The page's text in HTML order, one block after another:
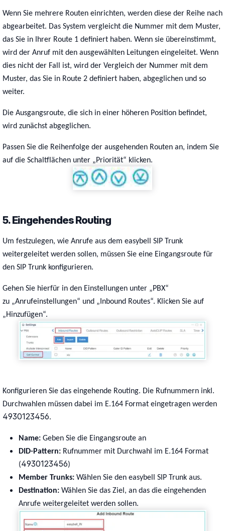
Wenn Sie mehrere Routen einrichten, werden diese der Reihe nach
abgearbeitet. Das System vergleicht die Nummer mit dem Muster,
das Sie in Ihrer Route 1 definiert haben. Wenn sie übereinstimmt,
wird der Anruf mit den ausgewählten Leitungen eingeleitet. Wenn
dies nicht der Fall ist, wird der Vergleich der Nummer mit dem
Muster, das Sie in Route 2 definiert haben, abgeglichen und so
weiter.
Die Ausgangsroute, die sich in einer höheren Position befindet,
wird zunächst abgeglichen.
Passen Sie die Reihenfolge der ausgehenden Routen an, indem Sie
auf die Schaltflächen unter „Priorität“ klicken.
5. Eingehendes Routing
Um festzulegen, wie Anrufe aus dem easybell SIP Trunk
weitergeleitet werden sollen, müssen Sie eine Eingangsroute für
den SIP Trunk konfigurieren.
Gehen Sie hierfür in den Einstellungen unter „PBX“
zu „Anrufeinstellungen“ und „Inbound Routes“. Klicken Sie auf
„Hinzufügen“.
Konfigurieren Sie das eingehende Routing. Die Rufnummern inkl.
Durchwahlen müssen dabei im E.164 Format eingetragen werden
4930123456.
Name: Geben Sie die Eingangsroute an
DID-Pattern: Rufnummer mit Durchwahl im E.164 Format
(4930123456)
Member Trunks: Wählen Sie den easybell SIP Trunk aus.
Destination: Wählen Sie das Ziel, an das die eingehenden
Anrufe weitergeleitet werden sollen.